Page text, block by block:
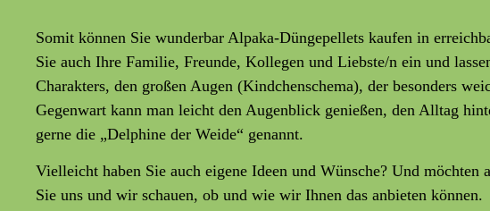
Somit können Sie wunderbar Alpaka-Düngepellets kaufen in
Sie auch Ihre Familie, Freunde, Kollegen und Liebste/n ein und
Charakters, den großen Augen (Kindchenschema), der besonders
Gegenwart kann man leicht den Augenblick genießen, den Alltag
gerne die „Delphine der Weide“ genannt.
Vielleicht haben Sie auch eigene Ideen und Wünsche? Und
Sie uns und wir schauen, ob und wie wir Ihnen das anbieten können.